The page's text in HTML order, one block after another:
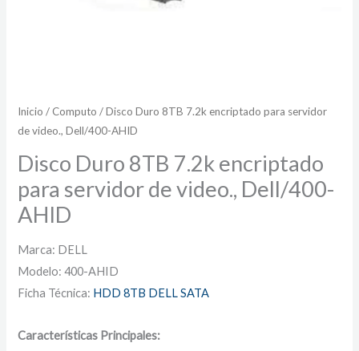
Inicio / Computo / Disco Duro 8TB 7.2k encriptado para servidor
de video., Dell/400-AHID
Disco Duro 8TB 7.2k encriptado
para servidor de video., Dell/400-
AHID
Marca: DELL
Modelo: 400-AHID
Ficha Técnica: HDD 8TB DELL SATA
Características Principales: